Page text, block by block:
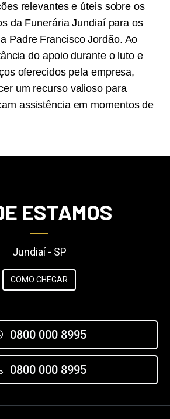
relevantes e úteis sobre os
da Funerária Jundiaí para os
Padre Francisco Jordão. Ao
do apoio durante o luto e
oferecidos pela empresa,
um recurso valioso para
assistência em momentos de
ESTAMOS
Jundiaí - SP
COMO CHEGAR
0800 000 8995
0800 000 8995